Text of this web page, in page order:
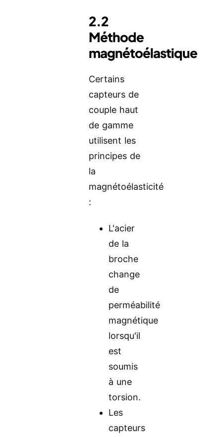
2.2
Méthode
magnétoélastique
Certains
capteurs de
couple haut
de gamme
utilisent les
principes de
la
magnétoélasticité
:
L'acier
de la
broche
change
de
perméabilité
magnétique
lorsqu'il
est
soumis
à une
torsion.
Les
capteurs